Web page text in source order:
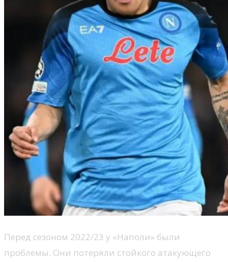
Перед сезоном 2022/23 у «Наполи» были
проблемы. Они потеряли стойкого атакующего